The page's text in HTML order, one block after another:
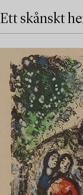
Ett skånskt